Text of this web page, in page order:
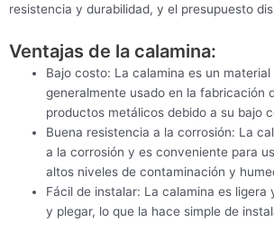
resistencia y durabilidad, y el presupuesto
Ventajas de la calamina:
Bajo costo: La calamina es un
generalmente usado en la fabricación
productos metálicos debido a su bajo
Buena resistencia a la corrosión: La
a la corrosión y es conveniente para
altos niveles de contaminación y
Fácil de instalar: La calamina es ligera
y plegar, lo que la hace simple de